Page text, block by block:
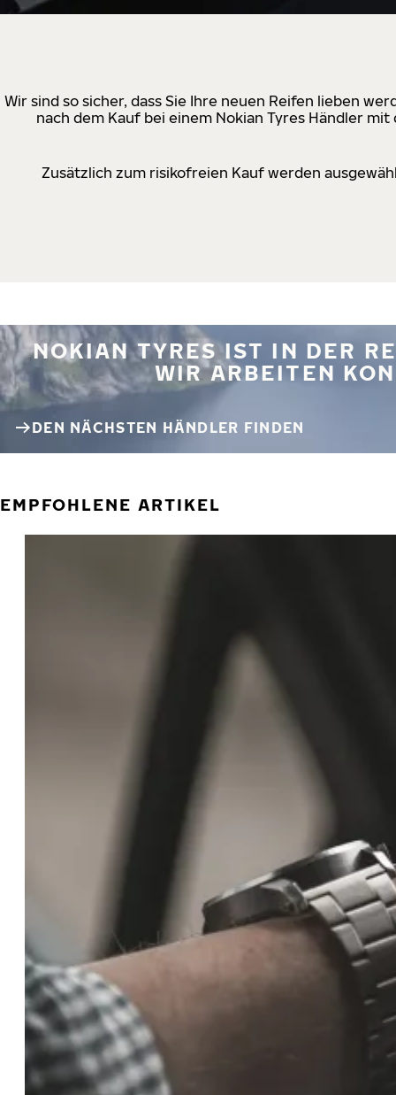
Wir sind so sicher, dass Sie Ihre neuen Reifen lieben
nach dem Kauf bei einem Nokian Tyres Händler
Zusätzlich zum risikofreien Kauf werden
NOKIAN TYRES IST IN DER
WIR ARBEITEN
DEN NÄCHSTEN HÄNDLER FINDEN
EMPFOHLENE ARTIKEL